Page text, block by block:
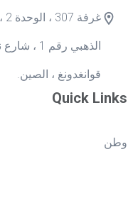
Quick Links
وطن
الذهبي
قوانغدونغ ، الصين.